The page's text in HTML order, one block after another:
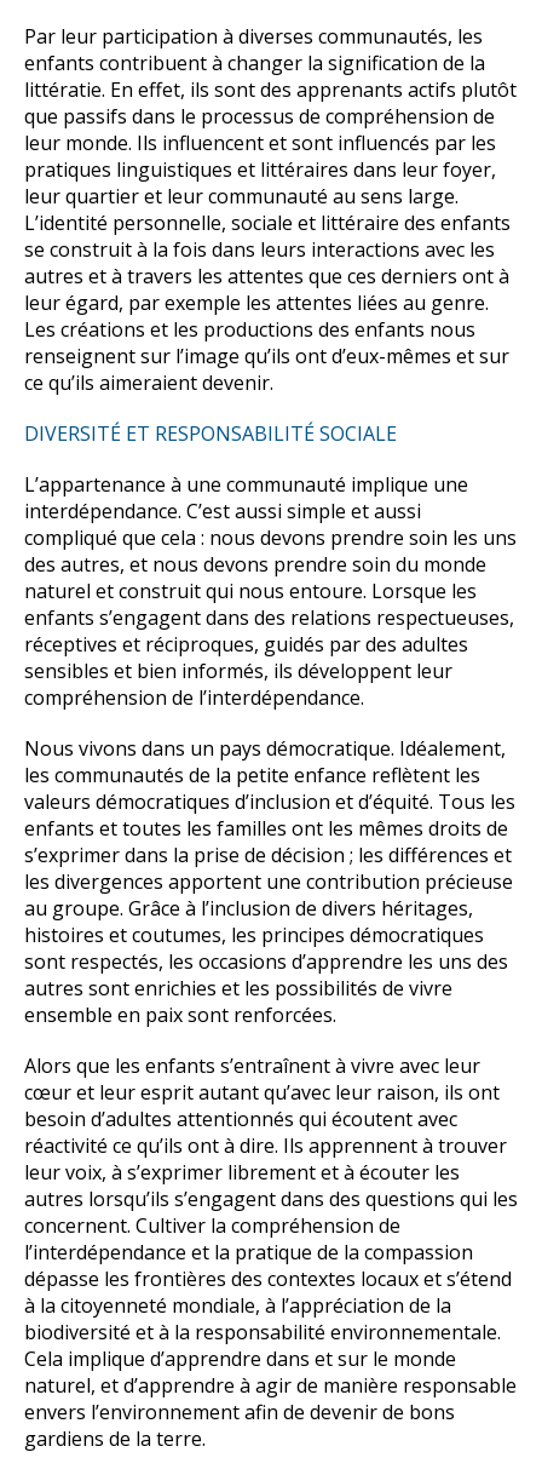
Par leur participation à diverses communautés, les
enfants contribuent à changer la signification de la
littératie. En effet, ils sont des apprenants actifs plutôt
que passifs dans le processus de compréhension de
leur monde. Ils influencent et sont influencés par les
pratiques linguistiques et littéraires dans leur foyer,
leur quartier et leur communauté au sens large.
L’identité personnelle, sociale et littéraire des enfants
se construit à la fois dans leurs interactions avec les
autres et à travers les attentes que ces derniers ont à
leur égard, par exemple les attentes liées au genre.
Les créations et les productions des enfants nous
renseignent sur l’image qu’ils ont d’eux-mêmes et sur
ce qu’ils aimeraient devenir.
DIVERSITÉ ET RESPONSABILITÉ SOCIALE
L’appartenance à une communauté implique une
interdépendance. C’est aussi simple et aussi
compliqué que cela : nous devons prendre soin les uns
des autres, et nous devons prendre soin du monde
naturel et construit qui nous entoure. Lorsque les
enfants s’engagent dans des relations respectueuses,
réceptives et réciproques, guidés par des adultes
sensibles et bien informés, ils développent leur
compréhension de l’interdépendance.
Nous vivons dans un pays démocratique. Idéalement,
les communautés de la petite enfance reflètent les
valeurs démocratiques d’inclusion et d’équité. Tous les
enfants et toutes les familles ont les mêmes droits de
s’exprimer dans la prise de décision ; les différences et
les divergences apportent une contribution précieuse
au groupe. Grâce à l’inclusion de divers héritages,
histoires et coutumes, les principes démocratiques
sont respectés, les occasions d’apprendre les uns des
autres sont enrichies et les possibilités de vivre
ensemble en paix sont renforcées.
Alors que les enfants s’entraînent à vivre avec leur
cœur et leur esprit autant qu’avec leur raison, ils ont
besoin d’adultes attentionnés qui écoutent avec
réactivité ce qu’ils ont à dire. Ils apprennent à trouver
leur voix, à s’exprimer librement et à écouter les
autres lorsqu’ils s’engagent dans des questions qui les
concernent. Cultiver la compréhension de
l’interdépendance et la pratique de la compassion
dépasse les frontières des contextes locaux et s’étend
à la citoyenneté mondiale, à l’appréciation de la
biodiversité et à la responsabilité environnementale.
Cela implique d’apprendre dans et sur le monde
naturel, et d’apprendre à agir de manière responsable
envers l’environnement afin de devenir de bons
gardiens de la terre.